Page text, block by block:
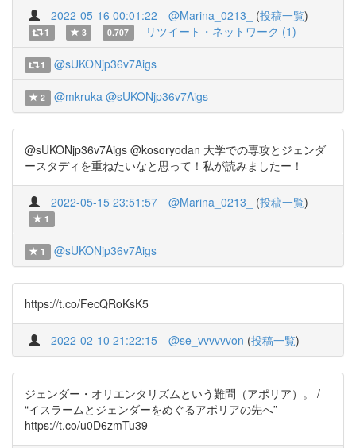
2022-05-16 00:01:22 @Marina_0213_ (投稿一覧)
1 3 0.707 リツイート・ネットワーク (1)
1 @sUKONjp36v7Aigs
2 @mkruka @sUKONjp36v7Aigs
@sUKONjp36v7Aigs @kosoryodan 大学での専攻とジェンダ
ースタディを重ねたいなと思って！私が読みましたー！
2022-05-15 23:51:57 @Marina_0213_ (投稿一覧)
1
1 @sUKONjp36v7Aigs
https://t.co/FecQRoKsK5
2022-02-10 21:22:15 @se_vvvvvvon (投稿一覧)
ジェンダー・オリエンタリズムという難問（アポリア）。 /
“イスラームとジェンダーをめぐるアポリアの先へ”
https://t.co/u0D6zmTu39